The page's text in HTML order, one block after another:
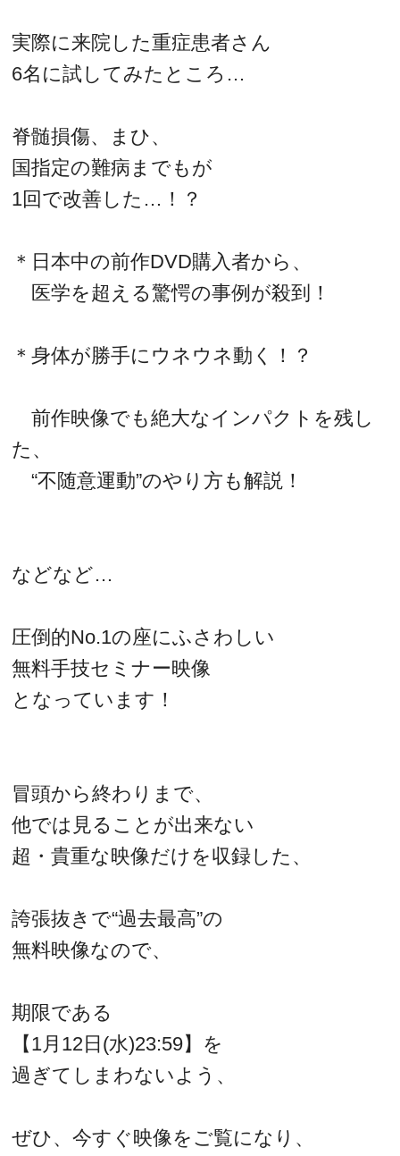
実際に来院した重症患者さん
6名に試してみたところ…
脊髄損傷、まひ、
国指定の難病までもが
1回で改善した…！？
＊日本中の前作DVD購入者から、
医学を超える驚愕の事例が殺到！
＊身体が勝手にウネウネ動く！？
前作映像でも絶大なインパクトを残し
た、
“不随意運動”のやり方も解説！
などなど…
圧倒的No.1の座にふさわしい
無料手技セミナー映像
となっています！
冒頭から終わりまで、
他では見ることが出来ない
超・貴重な映像だけを収録した、
誇張抜きで“過去最高”の
無料映像なので、
期限である
【1月12日(水)23:59】を
過ぎてしまわないよう、
ぜひ、今すぐ映像をご覧になり、